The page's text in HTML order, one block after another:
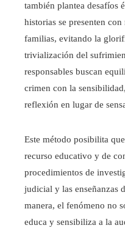
también plantea desafíos
historias se presenten
familias, evitando la
trivialización del
responsables buscan
crimen con la
reflexión en lugar de
Este método posibilita
recurso educativo y de
procedimientos de
judicial y las enseñanzas
manera, el fenómeno no
educa y sensibiliza a la